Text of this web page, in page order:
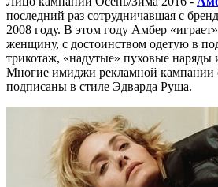
последний раз сотрудничавшая с
2008 году. В этом году Амбер
женщину, с достоинством одетую в
трикотаж, «надутые» пуховые
Многие имиджи рекламной кампании
подписаны в стиле Эдварда Руша.